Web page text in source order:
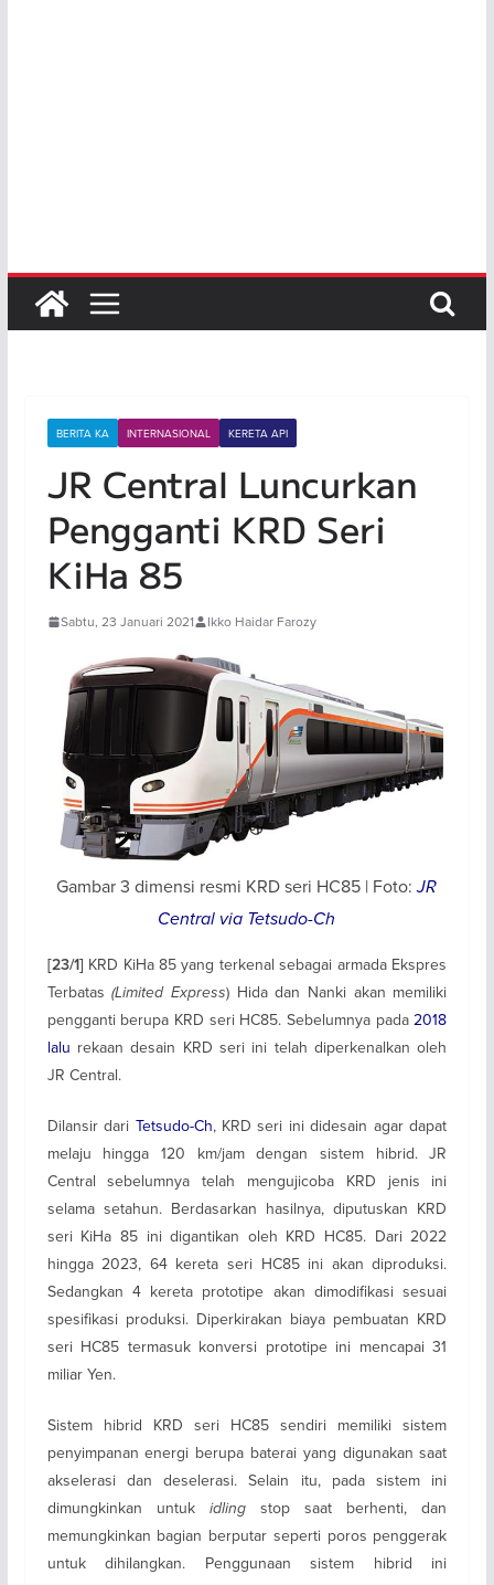
BERITA KA INTERNASIONAL KERETA API
JR Central Luncurkan
Pengganti KRD Seri
KiHa 85
Sabtu, 23 Januari 2021 Ikko Haidar Farozy
Gambar 3 dimensi resmi KRD seri HC85 | Foto:JR
Central via Tetsudo-Ch
[23/1] KRD KiHa 85 yang terkenal sebagai armada Ekspres
Terbatas(Limited Express) Hida dan Nanki akan memiliki
pengganti berupa KRD seri HC85. Sebelumnya pada2018
lalu rekaan desain KRD seri ini telah diperkenalkan oleh
JR Central.
Dilansir dari Tetsudo-Ch, KRD seri ini didesain agar dapat
melaju hingga 120 km/jam dengan sistem hibrid. JR
Central sebelumnya telah mengujicoba KRD jenis ini
selama setahun. Berdasarkan hasilnya, diputuskan KRD
seri KiHa 85 ini digantikan oleh KRD HC85. Dari 2022
hingga 2023, 64 kereta seri HC85 ini akan diproduksi.
Sedangkan 4 kereta prototipe akan dimodifikasi sesuai
spesifikasi produksi. Diperkirakan biaya pembuatan KRD
seri HC85 termasuk konversi prototipe ini mencapai 31
miliar Yen.
Sistem hibrid KRD seri HC85 sendiri memiliki sistem
penyimpanan energi berupa baterai yang digunakan saat
akselerasi dan deselerasi. Selain itu, pada sistem ini
dimungkinkan untuk idling stop saat berhenti, dan
memungkinkan bagian berputar seperti poros penggerak
untuk dihilangkan. Penggunaan sistem hibrid ini